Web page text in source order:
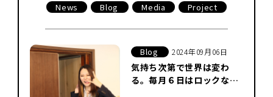
News Blog Media Project
Blog 2024年09月06日
気持ち次第で世界は変わ
る。毎月６日はロックな